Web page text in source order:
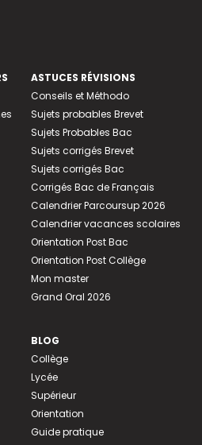
ASTUCES RÉVISIONS
Conseils et Méthodo
Sujets probables Brevet
Sujets Probables Bac
Sujets corrigés Brevet
Sujets corrigés Bac
Corrigés Bac de Français
Calendrier Parcoursup 2026
Calendrier vacances scolaires
Orientation Post Bac
Orientation Post Collège
Mon master
Grand Oral 2026
BLOG
Collège
Lycée
Supérieur
Orientation
Guide pratique